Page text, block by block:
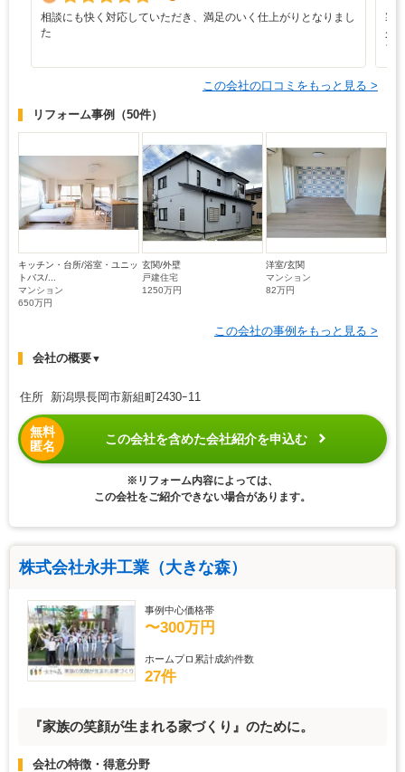
相談にも快く対応していただき、満足のいく仕上がりとなりまし
た
寒
少
ブ
この会社の口コミをもっと見る >
リフォーム事例 （50件）
キッチン・台所/浴室・ユニッ
トバス/...
マンション
650万円
玄関/外壁
戸建住宅
1250万円
洋室/玄関
マンション
82万円
この会社の事例をもっと見る >
会社の概要▼
住所 新潟県長岡市新組町2430ｰ11
無料
匿名
この会社を含めた会社紹介を申込む
※リフォーム内容によっては、
この会社をご紹介できない場合があります。
株式会社永井工業（大きな森）
事例中心価格帯
〜300万円
ホームプロ累計成約件数
27件
『家族の笑顔が生まれる家づくり』のために。
会社の特徴・得意分野